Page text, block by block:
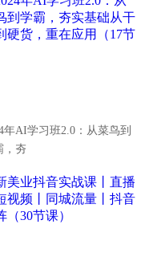
年AI学习班2.0：从菜鸟到
，夯